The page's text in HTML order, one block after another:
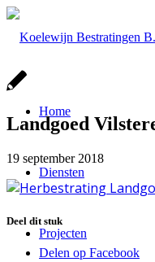
Home
Diensten
Projecten
Landgoed
19 september 2018
Deel dit stuk
Delen op Facebook